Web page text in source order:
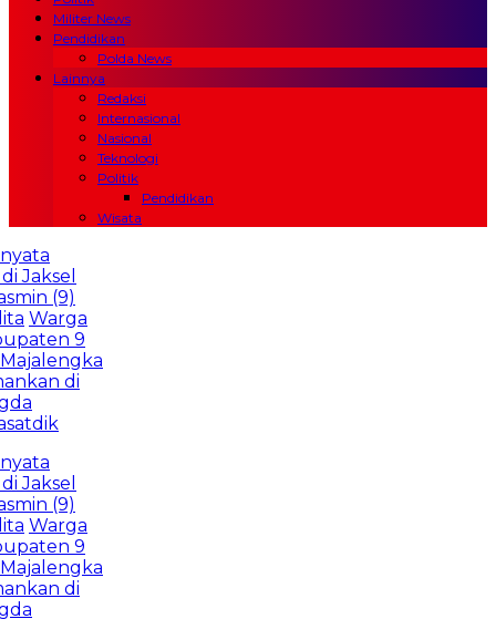
Militer News
Pendidikan
Polda News
Lainnya
Redaksi
Internasional
Nasional
Teknologi
Politik
Pendidikan
Wisata
(9)
9
di
(9)
9
di